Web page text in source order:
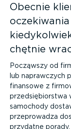
Obecnie
chętnie
Począwszy od
lub naprawczych
finansowe z
przed­się­biorstwa
samochody
przepro­wadza
przydatne porady.